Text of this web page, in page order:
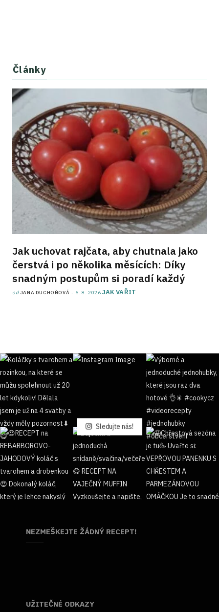
Články
Jak uchovat rajčata, aby chutnala jako
čerstvá i po několika měsících: Díky
snadným postupům si poradí každý
od JANA DUCHOŇOVÁ 5. 8. 2026 JAK VAŘIT
Sledujte nás!
NEZMEŠKEJTE ŽÁDNÝ RECEPT!
UŽITEČNÉ ODKAZY